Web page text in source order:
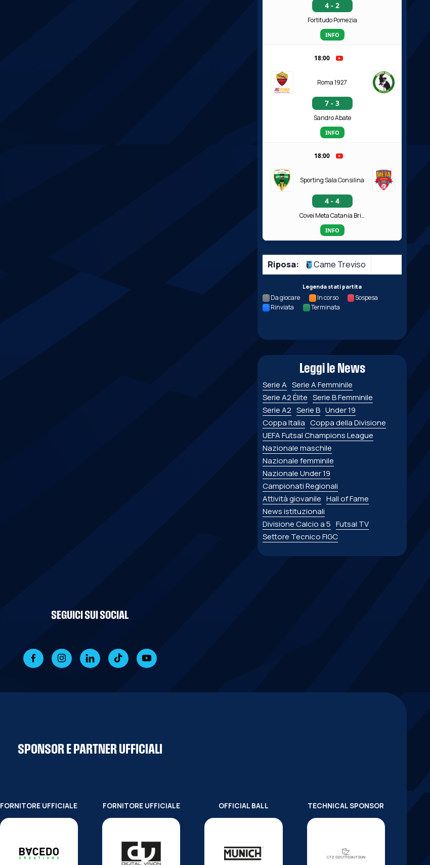
4 - 2
Fortitudo Pomezia
INFO
18:00
Roma 1927
7 - 3
Sandro Abate
INFO
18:00
Sporting Sala Consilina
4 - 4
Covei Meta Catania Bricocity
INFO
Riposa: Came Treviso
Legenda stati partita
Da giocare In corso
Sospesa
Rinviata
Terminata
Leggi le News
Serie A Serie A Femminile
Serie A2 Élite Serie B Femminile
Serie A2 Serie B Under 19
Coppa Italia Coppa della Divisione
UEFA Futsal Champions League
Nazionale maschile
Nazionale femminile
Nazionale Under 19
Campionati Regionali
Attività giovanile Hall of Fame
News istituzionali
Divisione Calcio a 5 Futsal TV
Settore Tecnico FIGC
SEGUICI SUI SOCIAL
SPONSOR E PARTNER UFFICIALI
FORNITORE UFFICIALE FORNITORE UFFICIALE OFFICIAL BALL TECHNICAL SPONSOR